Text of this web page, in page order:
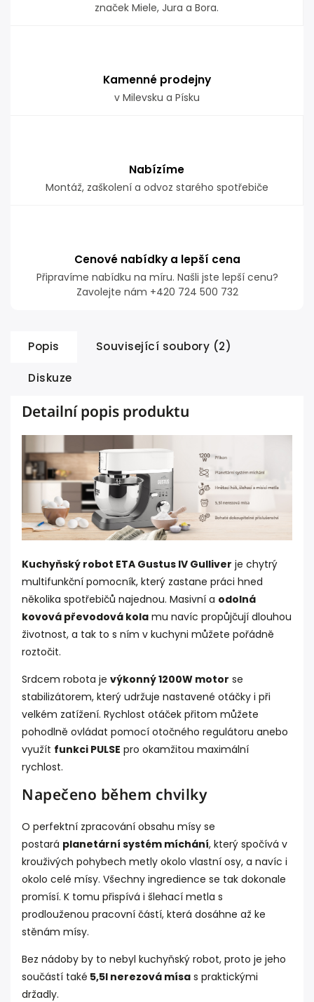
značek Miele, Jura a Bora.
Kamenné prodejny
v Milevsku a Písku
Nabízíme
Montáž, zaškolení a odvoz starého spotřebiče
Cenové nabídky a lepší cena
Připravíme nabídku na míru. Našli jste lepší cenu?
Zavolejte nám +420 724 500 732
Popis Související soubory (2)
Diskuze
Detailní popis produktu
Kuchyňský robot ETA Gustus IV Gulliver je chytrý
multifunkční pomocník, který zastane práci hned
několika spotřebičů najednou. Masivní a odolná
kovová převodová kola mu navíc propůjčují dlouhou
životnost, a tak to s ním v kuchyni můžete pořádně
roztočit.
Srdcem robota je výkonný 1200W motor se
stabilizátorem, který udržuje nastavené otáčky i při
velkém zatížení. Rychlost otáček přitom můžete
pohodlně ovládat pomocí otočného regulátoru anebo
využít funkci PULSE pro okamžitou maximální
rychlost.
Napečeno během chvilky
O perfektní zpracování obsahu mísy se
postará planetární systém míchání, který spočívá v
krouživých pohybech metly okolo vlastní osy, a navíc i
okolo celé mísy. Všechny ingredience se tak dokonale
promísí. K tomu přispívá i šlehací metla s
prodlouženou pracovní částí, která dosáhne až ke
stěnám mísy.
Bez nádoby by to nebyl kuchyňský robot, proto je jeho
součástí také 5,5l nerezová mísa s praktickými
držadly.